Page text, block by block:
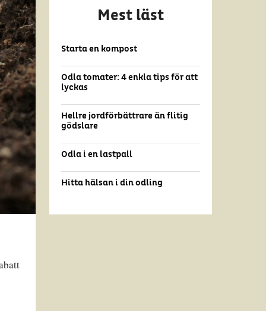
Mest läst
Starta en kompost
Odla tomater: 4 enkla tips för att
lyckas
Hellre jordförbättrare än flitig
gödslare
Odla i en lastpall
Hitta hälsan i din odling